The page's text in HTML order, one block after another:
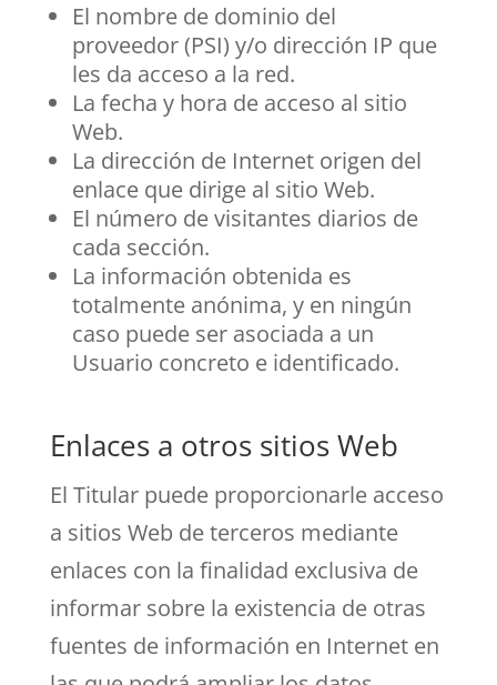
El nombre de dominio del
proveedor (PSI) y/o dirección IP que
les da acceso a la red.
La fecha y hora de acceso al sitio
Web.
La dirección de Internet origen del
enlace que dirige al sitio Web.
El número de visitantes diarios de
cada sección.
La información obtenida es
totalmente anónima, y en ningún
caso puede ser asociada a un
Usuario concreto e identificado.
Enlaces a otros sitios Web
El Titular puede proporcionarle acceso
a sitios Web de terceros mediante
enlaces con la finalidad exclusiva de
informar sobre la existencia de otras
fuentes de información en Internet en